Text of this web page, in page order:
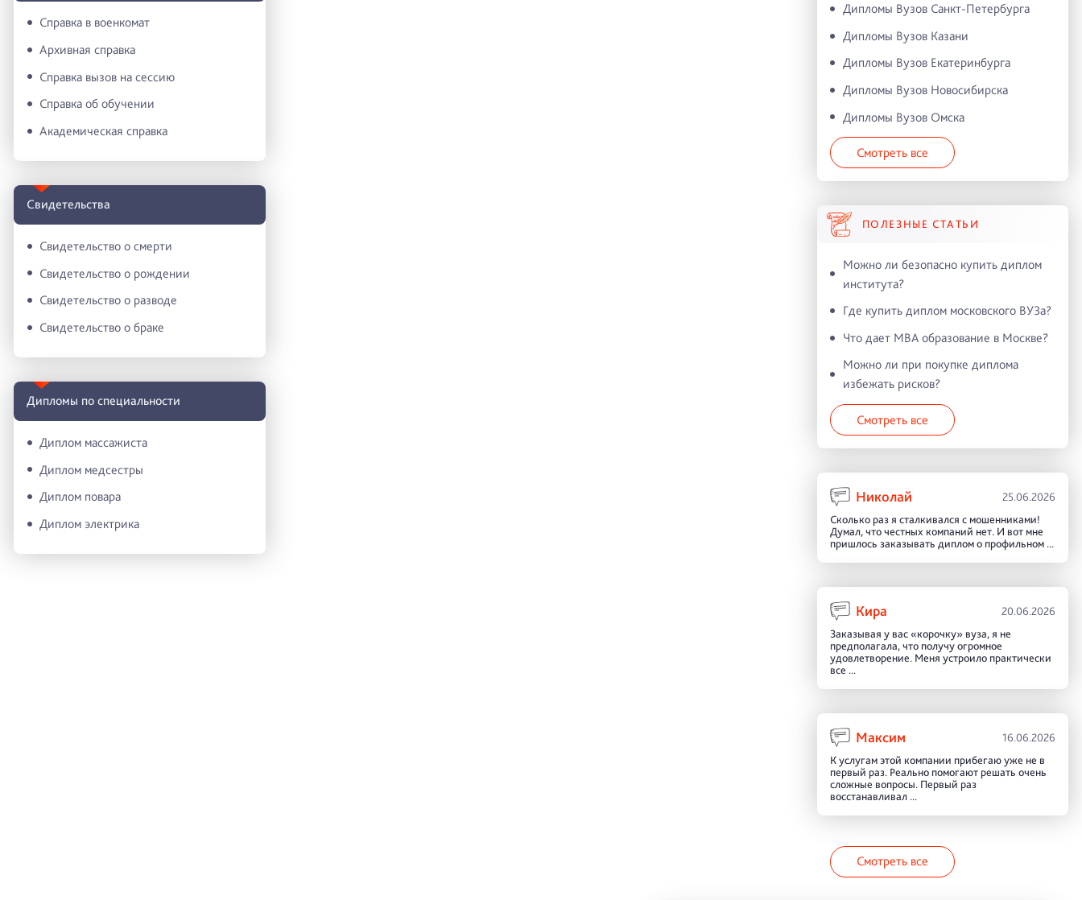
Справка в военкомат
Архивная справка
Справка вызов на сессию
Справка об обучении
Академическая справка
Свидетельства
Свидетельство о смерти
Свидетельство о рождении
Свидетельство о разводе
Свидетельство о браке
Дипломы по специальности
Диплом массажиста
Диплом медсестры
Диплом повара
Диплом электрика
Дипломы Вузов Санкт-Петербурга
Дипломы Вузов Казани
Дипломы Вузов Екатеринбурга
Дипломы Вузов Новосибирска
Дипломы Вузов Омска
Смотреть все
ПОЛЕЗНЫЕ СТАТЬИ
Можно ли безопасно купить диплом
института?
Где купить диплом московского ВУЗа?
Что дает MBA образование в Москве?
Можно ли при покупке диплома
избежать рисков?
Смотреть все
Николай 25.06.2026
Сколько раз я сталкивался с мошенниками!
Думал, что честных компаний нет. И вот мне
пришлось заказывать диплом о профильном ...
Кира 20.06.2026
Заказывая у вас «корочку» вуза, я не
предполагала, что получу огромное
удовлетворение. Меня устроило практически
все ...
Максим 16.06.2026
К услугам этой компании прибегаю уже не в
первый раз. Реально помогают решать очень
сложные вопросы. Первый раз
восстанавливал ...
Смотреть все